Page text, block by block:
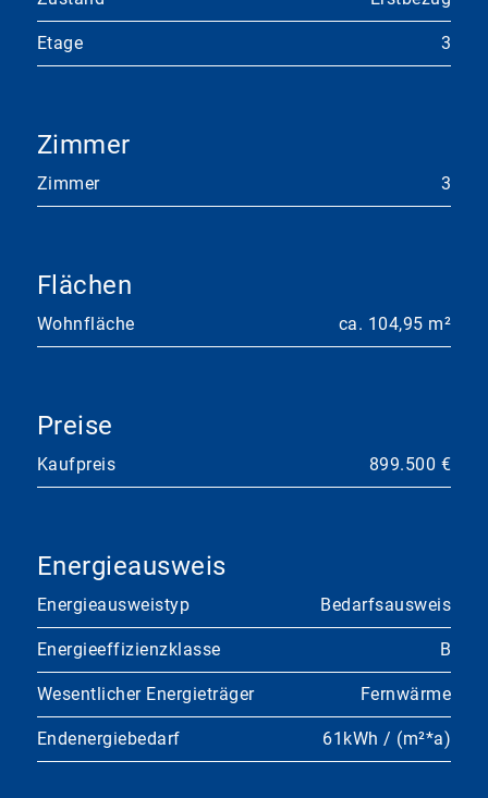
Etage 3
Zimmer
Zimmer 3
Flächen
Wohnfläche ca. 104,95 m²
Preise
Kaufpreis 899.500 €
Energieausweis
Energieausweistyp Bedarfsausweis
Energieeffizienzklasse B
Wesentlicher Energieträger Fernwärme
Endenergiebedarf 61kWh / (m²*a)